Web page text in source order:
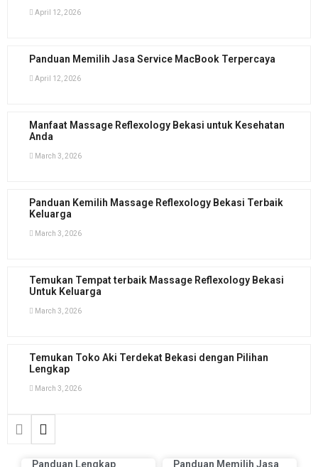
April 12, 2026
Panduan Memilih Jasa Service MacBook Terpercaya
April 12, 2026
Manfaat Massage Reflexology Bekasi untuk Kesehatan
Anda
March 3, 2026
Panduan Kemilih Massage Reflexology Bekasi Terbaik
Keluarga
March 3, 2026
Temukan Tempat terbaik Massage Reflexology Bekasi
Untuk Keluarga
March 3, 2026
Temukan Toko Aki Terdekat Bekasi dengan Pilihan
Lengkap
March 3, 2026
Panduan Lengkap
Panduan Memilih Jasa